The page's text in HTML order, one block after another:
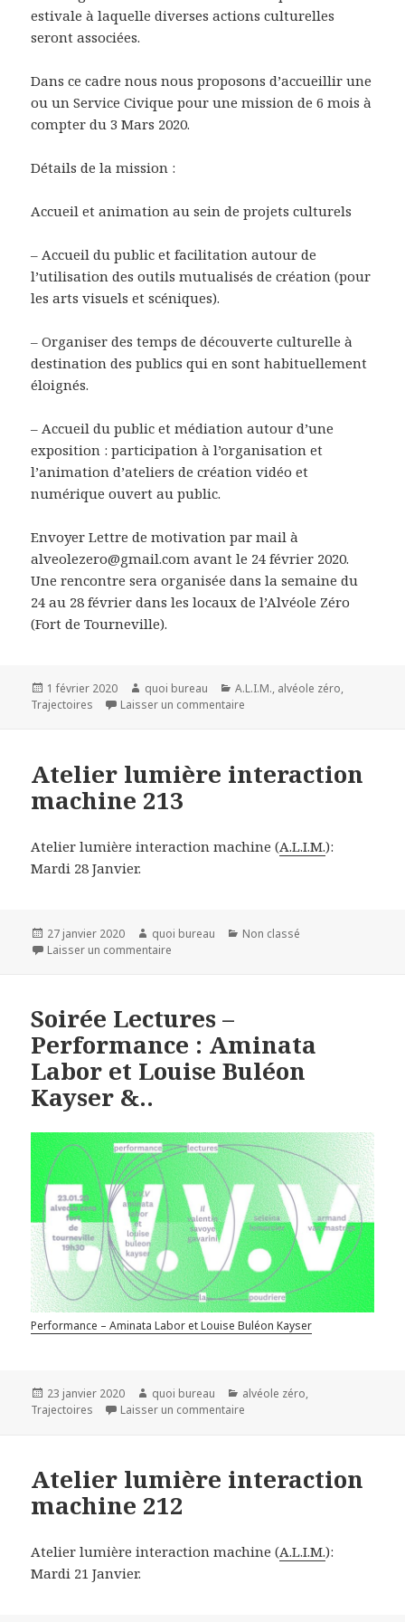
estivale à laquelle diverses actions culturelles
seront associées.
Dans ce cadre nous nous proposons d’accueillir une
ou un Service Civique pour une mission de 6 mois à
compter du 3 Mars 2020.
Détails de la mission :
Accueil et animation au sein de projets culturels
– Accueil du public et facilitation autour de
l’utilisation des outils mutualisés de création (pour
les arts visuels et scéniques).
– Organiser des temps de découverte culturelle à
destination des publics qui en sont habituellement
éloignés.
– Accueil du public et médiation autour d’une
exposition : participation à l’organisation et
l’animation d’ateliers de création vidéo et
numérique ouvert au public.
Envoyer Lettre de motivation par mail à
alveolezero@gmail.com avant le 24 février 2020.
Une rencontre sera organisée dans la semaine du
24 au 28 février dans les locaux de l’Alvéole Zéro
(Fort de Tourneville).
Publié
le
1 février 2020 Auteur
quoi bureau Catégories
A.L.I.M., alvéole zéro,
Trajectoires
Laisser un commentaire
Atelier lumière interaction
machine 213
Atelier lumière interaction machine (A.L.I.M.):
Mardi 28 Janvier.
Publié
le
27 janvier 2020 Auteur
quoi bureau Catégories
Non classé
Laisser un commentaire
Soirée Lectures –
Performance : Aminata
Labor et Louise Buléon
Kayser &..
Performance – Aminata Labor et Louise Buléon Kayser
Publié
le
23 janvier 2020 Auteur
quoi bureau Catégories
alvéole zéro,
Trajectoires
Laisser un commentaire
Atelier lumière interaction
machine 212
Atelier lumière interaction machine (A.L.I.M.):
Mardi 21 Janvier.